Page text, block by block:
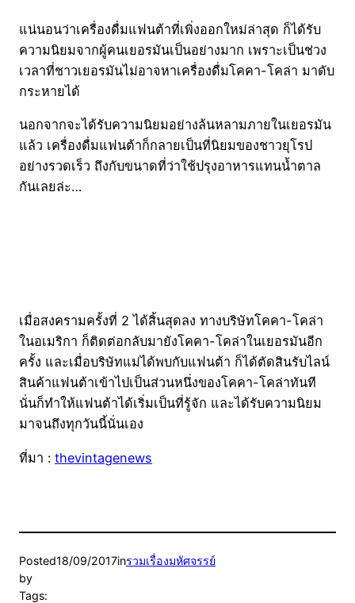
แน่นอนว่าเครื่องดื่มแฟนต้าที่เพิ่งออกใหม่ล่าสุด ก็ได้รับ
ความนิยมจากผู้คนเยอรมันเป็นอย่างมาก เพราะเป็นช่วง
เวลาที่ชาวเยอรมันไม่อาจหาเครื่องดื่มโคคา-โคล่า มาดับ
กระหายได้
นอกจากจะได้รับความนิยมอย่างล้นหลามภายในเยอรมัน
แล้ว เครื่องดื่มแฟนต้าก็กลายเป็นที่นิยมของชาวยุโรป
อย่างรวดเร็ว ถึงกับขนาดที่ว่าใช้ปรุงอาหารแทนน้ำตาล
กันเลยล่ะ…
เมื่อสงครามครั้งที่ 2 ได้สิ้นสุดลง ทางบริษัทโคคา-โคล่า
ในอเมริกา ก็ติดต่อกลับมายังโคคา-โคล่าในเยอรมันอีก
ครั้ง และเมื่อบริษัทแม่ได้พบกับแฟนต้า ก็ได้ตัดสินรับไลน์
สินค้าแฟนต้าเข้าไปเป็นส่วนหนึ่งของโคคา-โคล่าทันที
นั่นก็ทำให้แฟนต้าได้เริ่มเป็นที่รู้จัก และได้รับความนิยม
มาจนถึงทุกวันนี้นั่นเอง
ที่มา : thevintagenews
Posted18/09/2017inรวมเรื่องมหัศจรรย์
by
Tags: